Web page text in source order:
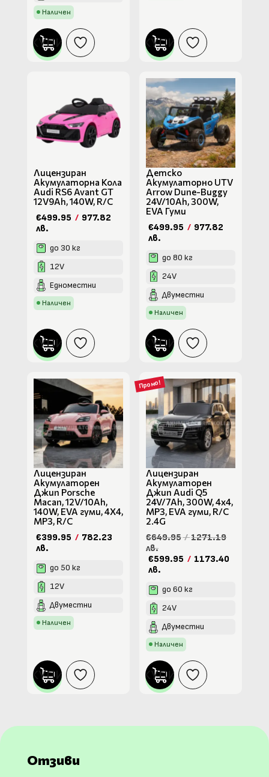
Наличен
КУПИ КУПИ
Лицензиран
Акумулаторна Кола
Audi RS6 Avant GT
12V9Ah, 140W, R/C
€499.95 / 977.82
лв.
до 30 кг
12V
Едноместни
Наличен
КУПИ
Детско
Акумулаторно UTV
Arrow Dune-Buggy
24V/10Ah, 300W,
EVA Гуми
€499.95 / 977.82
лв.
до 80 кг
24V
Двуместни
Наличен
КУПИ
Лицензиран
Акумулаторен
Джип Porsche
Macan, 12V/10Ah,
140W, EVA гуми, 4X4,
MP3, R/C
€399.95 / 782.23
лв.
до 50 кг
12V
Двуместни
Наличен
КУПИ
Промо!
Лицензиран
Акумулаторен
Джип Audi Q5
24V/7Ah, 300W, 4х4,
МР3, EVA гуми, R/C
2.4G
€649.95/1271.19
лв.
€599.95 / 1173.40
лв.
до 60 кг
24V
Двуместни
Наличен
КУПИ
Отзиви